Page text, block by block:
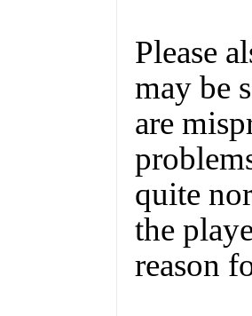
Please
may be
are
quite
the
reason